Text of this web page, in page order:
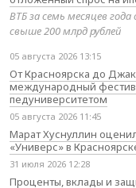
ВТБ за семь месяцев
свыше 200 млрд рублей
05 августа 2026 13:15
От Красноярска до
международный
педуниверситетом
05 августа 2026 11:45
Марат Хуснуллин
«Универс» в
31 июля 2026 12:28
Проценты, вклады и